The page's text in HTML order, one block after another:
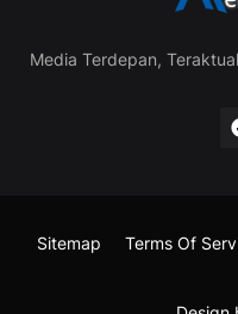
Media Terdepan,
Sitemap Terms Of